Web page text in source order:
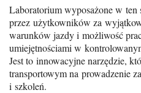
Laboratorium wyposażone w
przez użytkowników za
warunków jazdy i możliwość
umiejętnościami w
Jest to innowacyjne narzędzie,
transportowym na prowadzenie
i szkoleń.